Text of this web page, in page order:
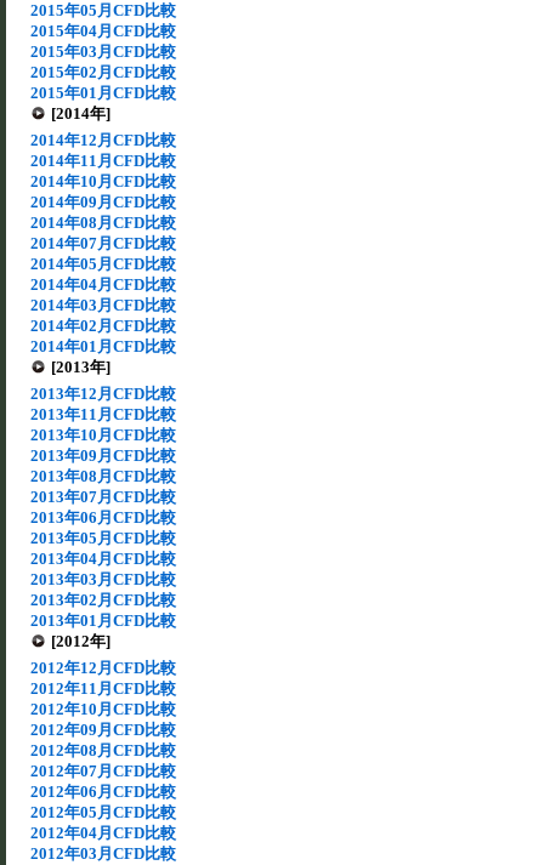
2015年05月CFD比較
2015年04月CFD比較
2015年03月CFD比較
2015年02月CFD比較
2015年01月CFD比較
[2014年]
2014年12月CFD比較
2014年11月CFD比較
2014年10月CFD比較
2014年09月CFD比較
2014年08月CFD比較
2014年07月CFD比較
2014年05月CFD比較
2014年04月CFD比較
2014年03月CFD比較
2014年02月CFD比較
2014年01月CFD比較
[2013年]
2013年12月CFD比較
2013年11月CFD比較
2013年10月CFD比較
2013年09月CFD比較
2013年08月CFD比較
2013年07月CFD比較
2013年06月CFD比較
2013年05月CFD比較
2013年04月CFD比較
2013年03月CFD比較
2013年02月CFD比較
2013年01月CFD比較
[2012年]
2012年12月CFD比較
2012年11月CFD比較
2012年10月CFD比較
2012年09月CFD比較
2012年08月CFD比較
2012年07月CFD比較
2012年06月CFD比較
2012年05月CFD比較
2012年04月CFD比較
2012年03月CFD比較